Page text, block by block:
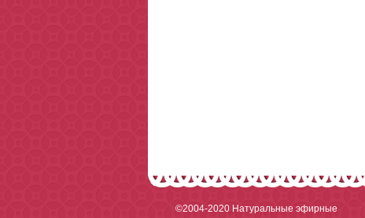
©2004-2020 Натуральные эфирные